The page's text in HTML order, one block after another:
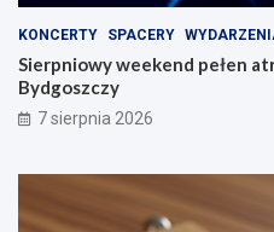
KONCERTY SPACERY
Sierpniowy weekend pełen
Bydgoszczy
7 sierpnia 2026